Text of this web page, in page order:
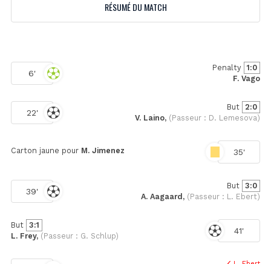
RÉSUMÉ DU MATCH
6'
Penalty 1:0
F. Vago
22'
But 2:0
V. Laino, (Passeur : D. Lemesova)
35'
Carton jaune pour M. Jimenez
39'
But 3:0
A. Aagaard, (Passeur : L. Ebert)
41'
But 3:1
L. Frey, (Passeur : G. Schlup)